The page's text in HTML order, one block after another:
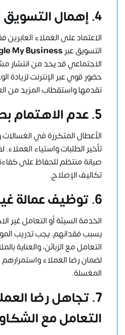
4. إهمال التسويق الرقمي
الاعتماد على العملاء
التسويق عبرMy Business
الاجتماعيقد يحد من انتشار
حضور قوي عبر الإنترنت لزيادة
تقدمها واستقطاب المزيد من
5. عدم الاهتمام بصيانة المعدات
الأعطال المتكررة في
تأخير الطلبات واستياء
صيانة منتظم للحفاظ على
تكاليف الإصلاح.
6. توظيف عمالة غير مدربة
الخدمة السيئة أو التعامل غير
يسبب فقدانهم. يجب تدريب
التعامل مع الزبائن، والعناية
لضمان رضا العملاء
المغسلة.
7. تجاهل رضا
التعامل مع